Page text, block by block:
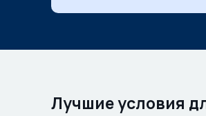
Лучшие условия